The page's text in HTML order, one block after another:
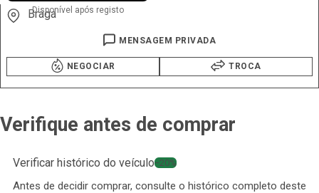
Disponível após registo
Braga
MENSAGEM PRIVADA
NEGOCIAR TROCA
Verifique antes de comprar
Verificar histórico do veículo−20%
Antes de decidir comprar, consulte o histórico completo deste